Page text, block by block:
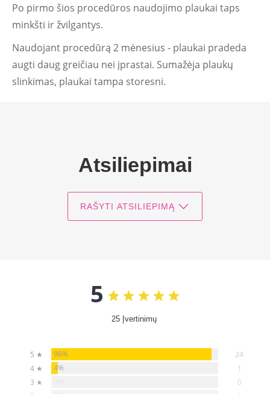
Po pirmo šios procedūros naudojimo plaukai taps
minkšti ir žvilgantys.
Naudojant procedūrą 2 mėnesius - plaukai pradeda
augti daug greičiau nei įprastai. Sumažėja plaukų
slinkimas, plaukai tampa storesni.
Atsiliepimai
RAŠYTI ATSILIEPIMĄ
5
25 Įvertinimų
5 ★ 96%
24
4 ★
4%
1
3 ★
0